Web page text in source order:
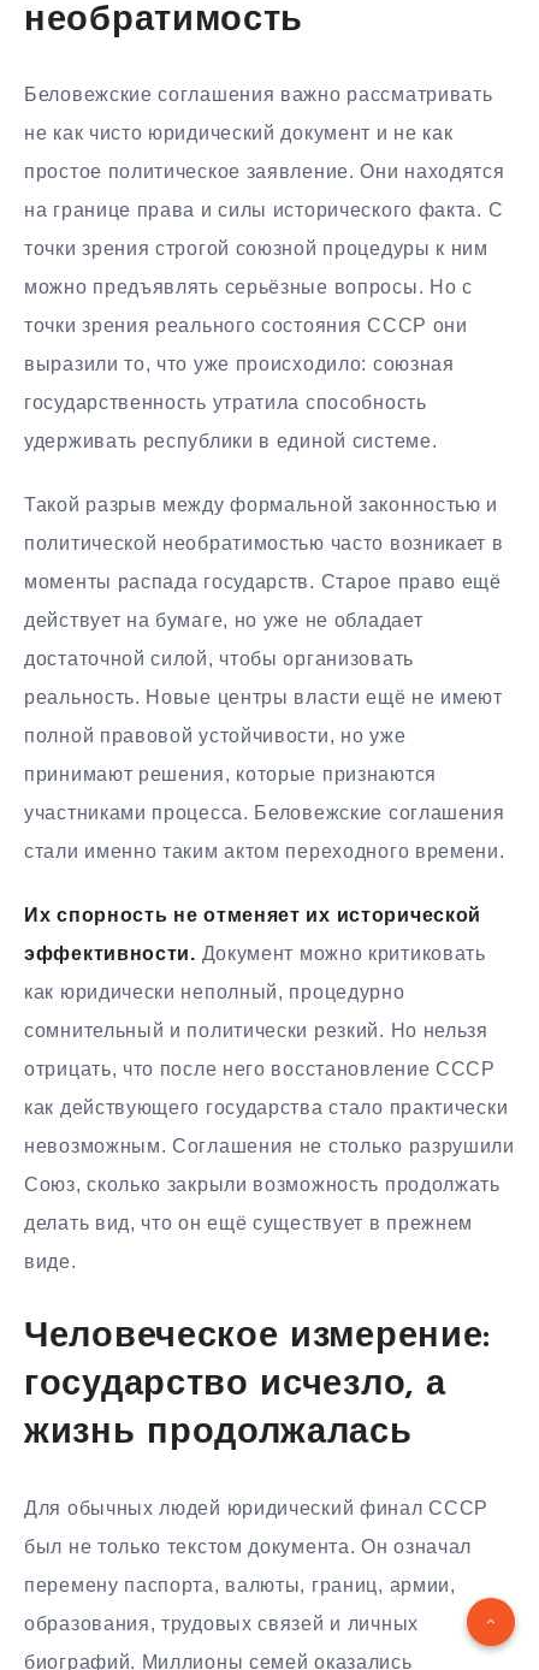
необратимость
Беловежские соглашения важно рассматривать
не как чисто юридический документ и не как
простое политическое заявление. Они находятся
на границе права и силы исторического факта. С
точки зрения строгой союзной процедуры к ним
можно предъявлять серьёзные вопросы. Но с
точки зрения реального состояния СССР они
выразили то, что уже происходило: союзная
государственность утратила способность
удерживать республики в единой системе.
Такой разрыв между формальной законностью и
политической необратимостью часто возникает в
моменты распада государств. Старое право ещё
действует на бумаге, но уже не обладает
достаточной силой, чтобы организовать
реальность. Новые центры власти ещё не имеют
полной правовой устойчивости, но уже
принимают решения, которые признаются
участниками процесса. Беловежские соглашения
стали именно таким актом переходного времени.
Их спорность не отменяет их исторической
эффективности. Документ можно критиковать
как юридически неполный, процедурно
сомнительный и политически резкий. Но нельзя
отрицать, что после него восстановление СССР
как действующего государства стало практически
невозможным. Соглашения не столько разрушили
Союз, сколько закрыли возможность продолжать
делать вид, что он ещё существует в прежнем
виде.
Человеческое измерение:
государство исчезло, а
жизнь продолжалась
Для обычных людей юридический финал СССР
был не только текстом документа. Он означал
перемену паспорта, валюты, границ, армии,
образования, трудовых связей и личных
биографий. Миллионы семей оказались